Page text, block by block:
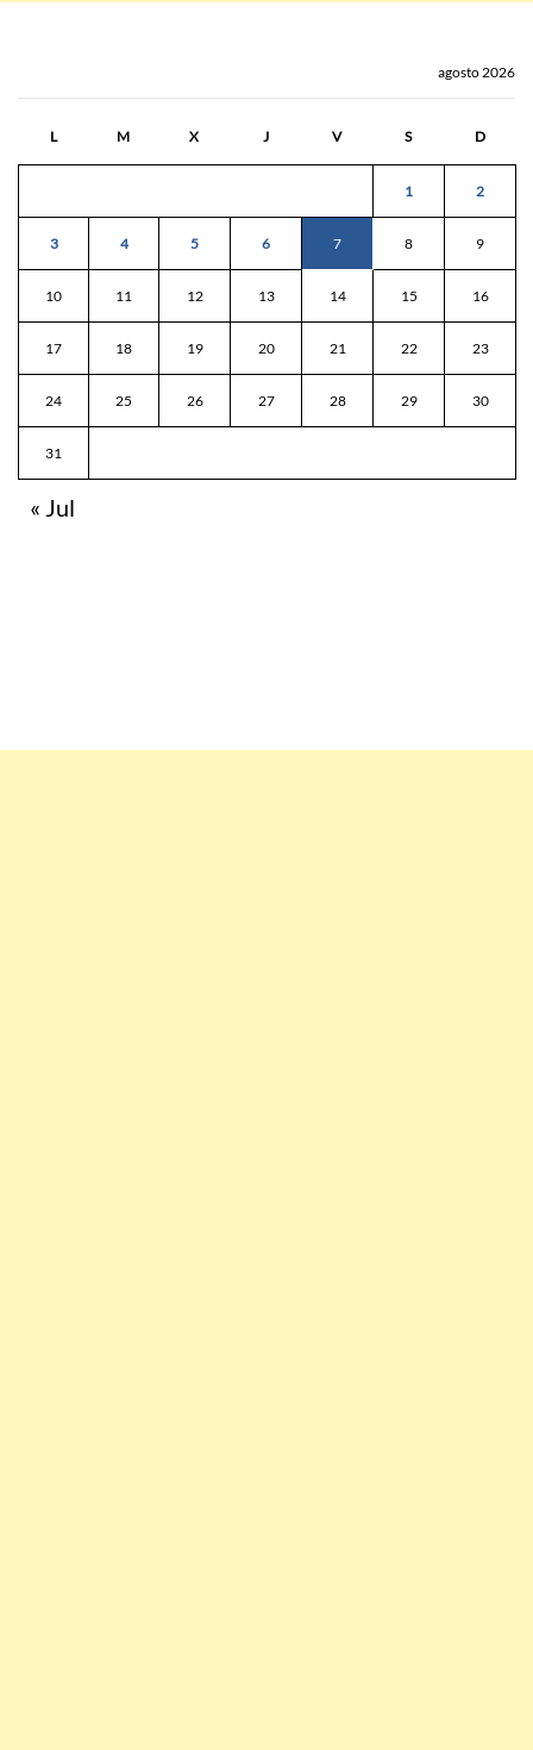
agosto 2026
L M X J V S D
1 2
3 4 5 6 7 8 9
10 11 12 13 14 15 16
17 18 19 20 21 22 23
24 25 26 27 28 29 30
31
« Jul